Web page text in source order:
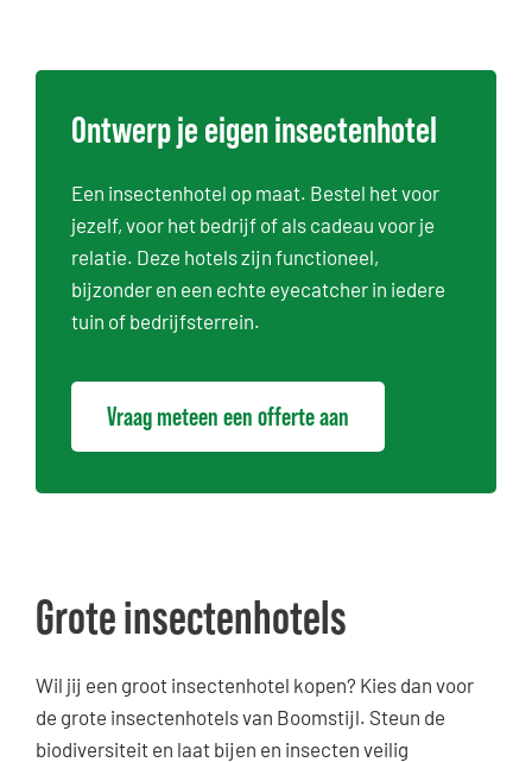
Ontwerp je eigen insectenhotel
Een insectenhotel op maat. Bestel het voor
jezelf, voor het bedrijf of als cadeau voor je
relatie. Deze hotels zijn functioneel,
bijzonder en een echte eyecatcher in iedere
tuin of bedrijfsterrein.
Vraag meteen een offerte aan
Grote insectenhotels
Wil jij een groot insectenhotel kopen? Kies dan voor
de grote insectenhotels van Boomstijl. Steun de
biodiversiteit en laat bijen en insecten veilig